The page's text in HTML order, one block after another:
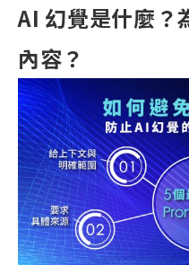
AI 幻覺是什麼？
內容？